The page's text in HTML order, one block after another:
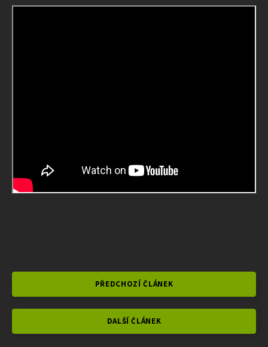
PŘEDCHOZÍ ČLÁNEK
DALŠÍ ČLÁNEK